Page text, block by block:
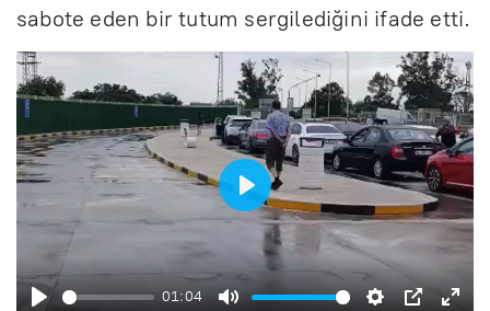
sabote eden bir tutum sergilediğini ifade etti.
01:04
B
ş